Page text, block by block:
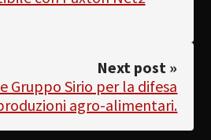
Next post »
Gruppo Sirio per la difesa
agro-alimentari.